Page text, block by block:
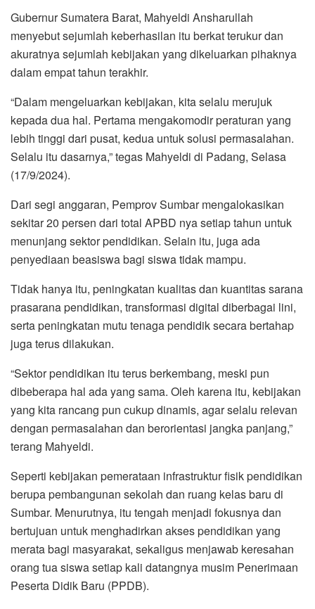
Gubernur Sumatera Barat, Mahyeldi Ansharullah
menyebut sejumlah keberhasilan itu berkat terukur dan
akuratnya sejumlah kebijakan yang dikeluarkan pihaknya
dalam empat tahun terakhir.
“Dalam mengeluarkan kebijakan, kita selalu merujuk
kepada dua hal. Pertama mengakomodir peraturan yang
lebih tinggi dari pusat, kedua untuk solusi permasalahan.
Selalu itu dasarnya,” tegas Mahyeldi di Padang, Selasa
(17/9/2024).
Dari segi anggaran, Pemprov Sumbar mengalokasikan
sekitar 20 persen dari total APBD nya setiap tahun untuk
menunjang sektor pendidikan. Selain itu, juga ada
penyediaan beasiswa bagi siswa tidak mampu.
Tidak hanya itu, peningkatan kualitas dan kuantitas sarana
prasarana pendidikan, transformasi digital diberbagai lini,
serta peningkatan mutu tenaga pendidik secara bertahap
juga terus dilakukan.
“Sektor pendidikan itu terus berkembang, meski pun
dibeberapa hal ada yang sama. Oleh karena itu, kebijakan
yang kita rancang pun cukup dinamis, agar selalu relevan
dengan permasalahan dan berorientasi jangka panjang,”
terang Mahyeldi.
Seperti kebijakan pemerataan infrastruktur fisik pendidikan
berupa pembangunan sekolah dan ruang kelas baru di
Sumbar. Menurutnya, itu tengah menjadi fokusnya dan
bertujuan untuk menghadirkan akses pendidikan yang
merata bagi masyarakat, sekaligus menjawab keresahan
orang tua siswa setiap kali datangnya musim Penerimaan
Peserta Didik Baru (PPDB).